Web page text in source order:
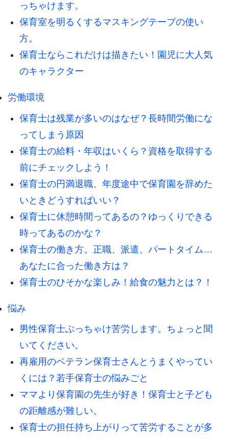
っちゃけます。
保育室を明るくするマスキングテープの使い
方。
保育士ならこれだけは描きたい！園児に大人気
のキャラクター
労働環境
保育士は残業が多いのはなぜ？長時間労働にな
ってしまう原因
保育士の給料・年収はいくら？資格を取得する
前にチェックしよう！
保育士の円満退職、年度途中で保育園を辞めた
いときどうすればいい？
保育士に休憩時間ってあるの？ゆっくりできる
時ってあるのかな？
保育士の働き方。正職、派遣、パートタイム…
あなたに合った働き方は？
保育士のひそかな楽しみ！給食の魅力とは？！
悩み
男性保育士ぶっちゃけ苦労します。ちょっと聞
いてください。
再雇用のベテラン保育士さんとうまくやってい
くには？若手保育士の悩みごと
ママより保育園の先生が好き！保育士と子ども
の距離感が難しい。
保育士の担任持ち上がりって苦労することが多